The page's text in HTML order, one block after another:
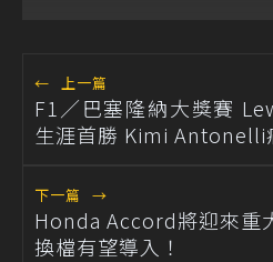
← 上一篇
F1／巴塞隆納大獎賽
生涯首勝 Kimi Antonelli
下一篇 →
Honda Accord將迎來重
換檔有望導入！